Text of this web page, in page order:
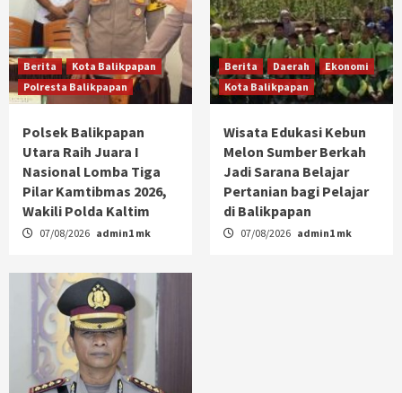
Berita
Kota Balikpapan
Polresta Balikpapan
Polsek Balikpapan
Utara Raih Juara I
Nasional Lomba Tiga
Pilar Kamtibmas 2026,
Wakili Polda Kaltim
07/08/2026 admin1 mk
Berita Daerah
Ekonomi
Kota Balikpapan
Wisata Edukasi Kebun
Melon Sumber Berkah
Jadi Sarana Belajar
Pertanian bagi Pelajar
di Balikpapan
07/08/2026 admin1 mk